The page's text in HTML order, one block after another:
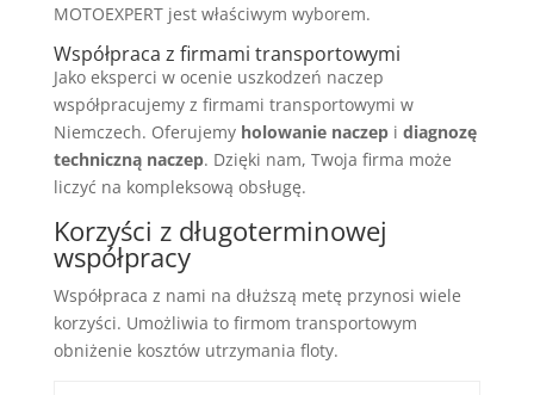
MOTOEXPERT jest właściwym wyborem.
Współpraca z firmami transportowymi
Jako eksperci w ocenie uszkodzeń naczep
współpracujemy z firmami transportowymi w
Niemczech. Oferujemy holowanie naczepi diagnozę
techniczną naczep. Dzięki nam, Twoja firma może
liczyć na kompleksową obsługę.
Korzyści z długoterminowej
współpracy
Współpraca z nami na dłuższą metę przynosi wiele
korzyści. Umożliwia to firmom transportowym
obniżenie kosztów utrzymania floty.